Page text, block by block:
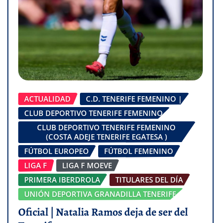
ACTUALIDAD
C.D. TENERIFE FEMENINO |
CLUB DEPORTIVO TENERIFE FEMENINO
CLUB DEPORTIVO TENERIFE FEMENINO
(COSTA ADEJE TENERIFE EGATESA )
FÚTBOL EUROPEO
FÚTBOL FEMENINO
LIGA F
LIGA F MOEVE
PRIMERA IBERDROLA
TITULARES DEL DÍA
UNIÓN DEPORTIVA GRANADILLA TENERIFE
Oficial | Natalia Ramos deja de ser del